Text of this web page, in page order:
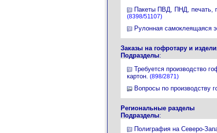
Пакеты ПВД, ПНД, печать,
(8398/51107)
Рулонная самоклеящаяся
Заказы на гофротару и
Подразделы:
Требуется производство
картон. (898/2871)
Вопросы по производству
Региональные разделы
Подразделы:
Полиграфия на Северо-